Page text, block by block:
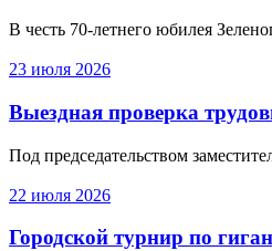
В честь 70-летнего юбилея
23 июля 2026
Выездная проверка
Под председательством
22 июля 2026
Городской турнир по